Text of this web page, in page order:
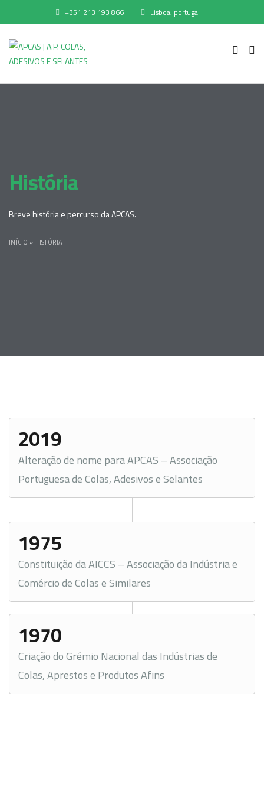
+351 213 193 866 Lisboa, portugal
História
Breve história e percurso da APCAS.
INÍCIO »HISTÓRIA
2019
Alteração de nome para APCAS – Associação
Portuguesa de Colas, Adesivos e Selantes
1975
Constituição da AICCS – Associação da Indústria e
Comércio de Colas e Similares
1970
Criação do Grémio Nacional das Indústrias de
Colas, Aprestos e Produtos Afins